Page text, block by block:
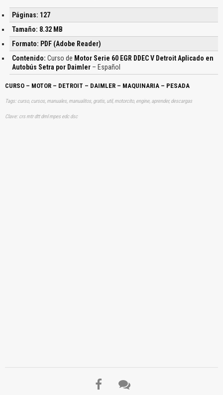
Páginas: 127
Tamaño: 8.32 MB
Formato: PDF (Adobe Reader)
Contenido: Curso de Motor Serie 60 EGR DDEC V Detroit Aplicado en
Autobús Setra por Daimler– Español
CURSO – MOTOR – DETROIT – DAIMLER – MAQUINARIA – PESADA
Tags: curso, cursos, manuales, manualitos, gratis, util, motorcito, engine, aprender, descargas
Clave: crs mtr dtt dml mpes edc dsc